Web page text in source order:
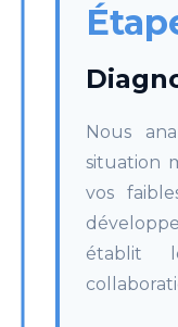
Nous
situation
vos
établit